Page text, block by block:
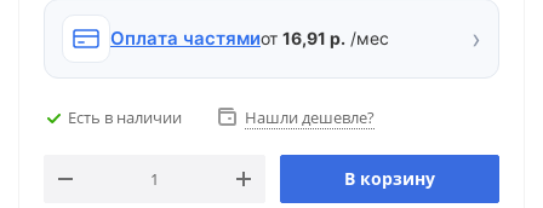
Оплата частямиот 16,91 р. /мес ›
Есть в наличии Нашли дешевле?
В корзину